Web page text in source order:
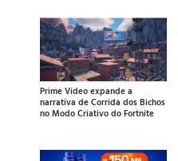
Prime Video expande a
narrativa de Corrida dos Bichos
no Modo Criativo do Fortnite